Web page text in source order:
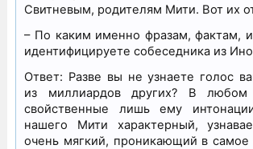
Свитневым, родителям Мити. Вот их
– По каким именно фразам, фактам,
идентифицируете собеседника из
Ответ: Разве вы не узнаете голос
из миллиардов других? В любом
свойственные лишь ему
нашего Мити характерный,
очень мягкий, проникающий в самое